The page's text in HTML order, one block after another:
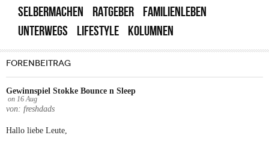
SELBERMACHEN RATGEBER
FAMILIENLEBEN
UNTERWEGS
LIFESTYLE KOLUMNEN
FORENBEITRAG
Gewinnspiel Stokke Bounce n Sleep
on 16 Aug
von: freshdads
Hallo liebe Leute,